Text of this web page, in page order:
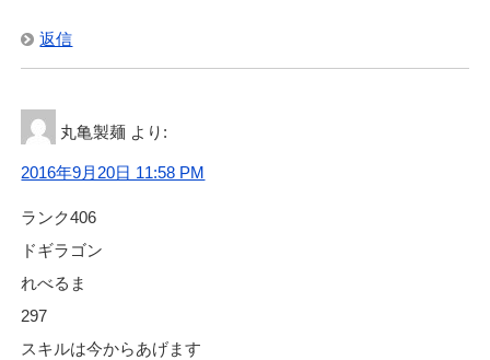
返信
丸亀製麺 より:
2016年9月20日 11:58 PM
ランク406
ドギラゴン
れべるま
297
スキルは今からあげます